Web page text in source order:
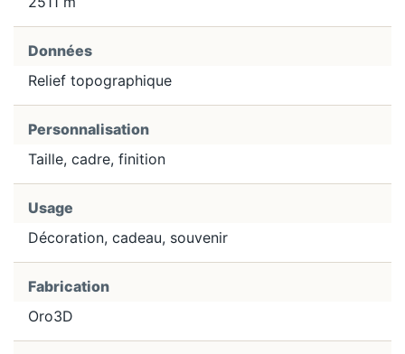
Données
Relief topographique
Personnalisation
Taille, cadre, finition
Usage
Décoration, cadeau, souvenir
Fabrication
Oro3D